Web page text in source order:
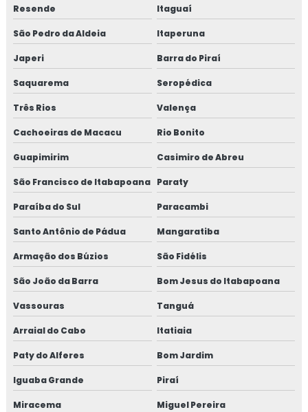
Empresa de macrofibra de aço para concreto
Empresa de macrofibra de aço para concreto em sp
Equipamentos para bombeamento de concreto
Fábrica de bomba para concreto
Fábrica de bomba de concreto projetado
Fábrica de bomba para concreto em sp
Fábrica de fibra de aço para concreto
Fábrica de fibra de aço para concreto em sp
Fábrica de fibra para concreto
Fábrica de fibra para concreto em sp
Fábrica de fibra estrutural
Fábrica de fibra metálica para concreto
Fábrica de fibra metálica para concreto em sp
Resende Itaguaí
São Pedro da Aldeia Itaperuna
Japeri Barra do Piraí
Saquarema Seropédica
Três Rios Valença
Cachoeiras de Macacu Rio Bonito
Guapimirim Casimiro de Abreu
São Francisco de Itabapoana Paraty
Paraíba do Sul Paracambi
Santo Antônio de Pádua Mangaratiba
Armação dos Búzios São Fidélis
São João da Barra Bom Jesus do Itabapoana
Vassouras Tanguá
Arraial do Cabo Itatiaia
Paty do Alferes Bom Jardim
Iguaba Grande Piraí
Miracema Miguel Pereira